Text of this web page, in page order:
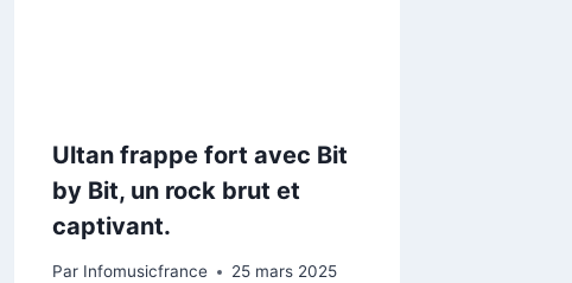
Ultan frappe fort avec Bit
by Bit, un rock brut et
captivant.
Par Infomusicfrance 25 mars 2025